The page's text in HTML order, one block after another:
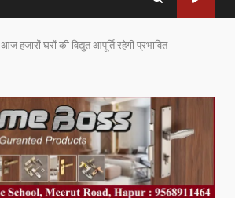
आज हजारों घरों की विद्युत आपूर्ति रहेगी प्रभावित